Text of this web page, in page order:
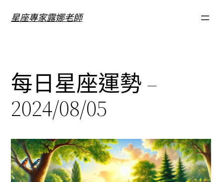
星座專家露娜老師
每日星座運勢 –
2024/08/05